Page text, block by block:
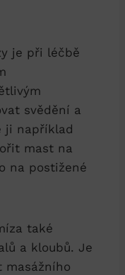
je při léčbě
svědění a
ji například
mast na
na postižené
také
a kloubů. Je
masážního